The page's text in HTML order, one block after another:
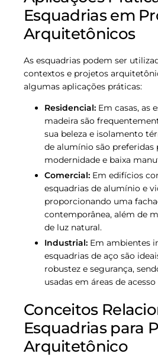
Esquadrias em
Arquitetônicos
As esquadrias podem ser
contextos e projetos
algumas aplicações práticas:
Residencial: Em casas, as
madeira são
sua beleza e isolamento
de alumínio são preferidas
modernidade e baixa
Comercial: Em edifícios
esquadrias de alumínio e
proporcionando uma
contemporânea, além de
de luz natural.
Industrial: Em ambientes
esquadrias de aço são
robustez e segurança,
usadas em áreas de
Conceitos
Esquadrias para
Arquitetônico